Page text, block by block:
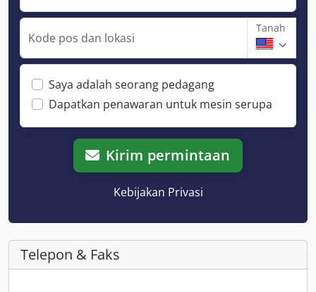
Kode pos dan lokasi
Tanah
Saya adalah seorang pedagang
Dapatkan penawaran untuk mesin serupa
Kirim permintaan
Kebijakan Privasi
Telepon & Faks